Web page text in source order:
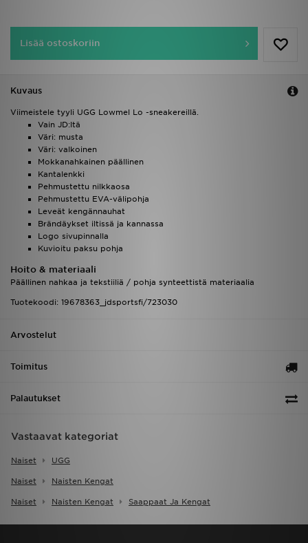
Lisää ostoskoriin
Kuvaus
Viimeistele tyyli UGG Lowmel Lo -sneakereillä.
Vain JD:ltä
Väri: musta
Väri: valkoinen
Mokkanahkainen päällinen
Kantalenkki
Pehmustettu nilkkaosa
Pehmustettu EVA-välipohja
Leveät kengännauhat
Brändäykset iltissä ja kannassa
Logo sivupinnalla
Kuvioitu paksu pohja
Hoito & materiaali
Päällinen nahkaa ja tekstiiliä / pohja synteettistä materiaalia
Tuotekoodi: 19678363_jdsportsfi/723030
Arvostelut
Toimitus
Palautukset
Vastaavat kategoriat
Naiset UGG
Naiset Naisten Kengat
Naiset Naisten Kengat Saappaat Ja Kengat